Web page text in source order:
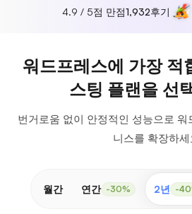
4.9 / 5점 만점1,932후기
워드프레스에 가장 적
스팅 플랜을 선
번거로움 없이 안정적인 성능으로
니스를 확장하세
월간 연간 -30% 2년 -